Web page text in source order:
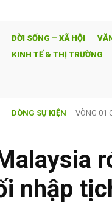
ĐỜI SỐNG – XÃ HỘI
KINH TẾ & THỊ TRƯỜNG
DÒNG SỰ KIỆN Tòa nhà
nhập